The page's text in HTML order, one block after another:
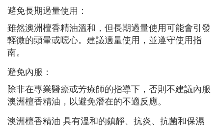
避免長期過量使用：
雖然澳洲檀香精油溫和，但長期過量使用可能會引發
輕微的頭暈或噁心。建議適量使用，並遵守使用指
南。
避免內服：
除非在專業醫療或芳療師的指導下，否則不建議內服
澳洲檀香精油，以避免潛在的不適反應。
澳洲檀香精油 具有溫和的鎮靜、抗炎、抗菌和保濕